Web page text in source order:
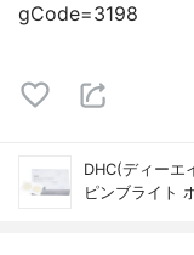
gCode=3198
DHC(ディーエ
ピンブライト